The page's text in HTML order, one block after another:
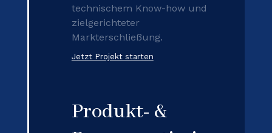
technischem Know-how und
zielgerichteter
Markterschließung.
Jetzt Projekt starten
Produkt- &